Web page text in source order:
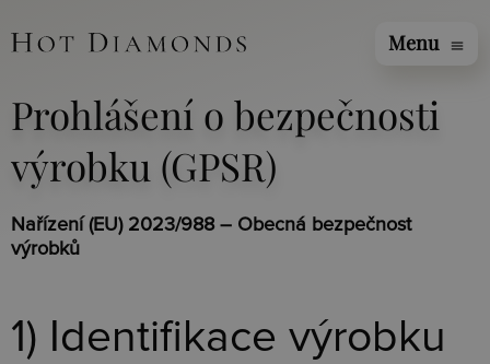
Menu menu
Prohlášení o bezpečnosti
výrobku (GPSR)
Nařízení (EU) 2023/988 – Obecná bezpečnost
výrobků
1) Identifikace výrobku